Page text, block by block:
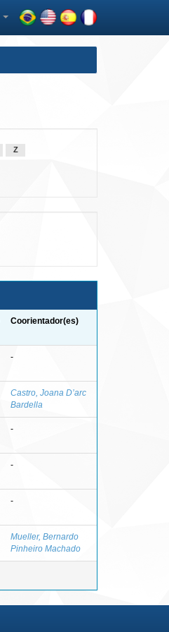
Z
Coorientador(es)
-
Castro, Joana D’arc
Bardella
-
-
-
Mueller, Bernardo
Pinheiro Machado